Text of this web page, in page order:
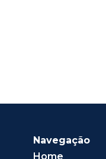
Navegação
Home